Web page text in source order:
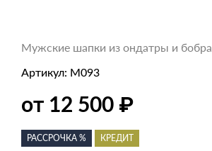
Мужские шапки из ондатры и бобра
Артикул: M093
от 12 500 ₽
РАССРОЧКА % КРЕДИТ